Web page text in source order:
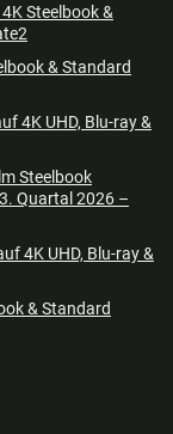
4K Steelbook &
& Standard
4K UHD, Blu-ray &
Steelbook
Quartal 2026 –
4K UHD, Blu-ray &
& Standard